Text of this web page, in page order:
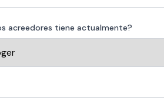
acreedores tiene actualmente?